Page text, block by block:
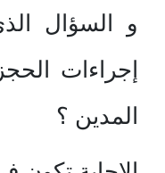
و السؤال
إجراءات
المدين ؟